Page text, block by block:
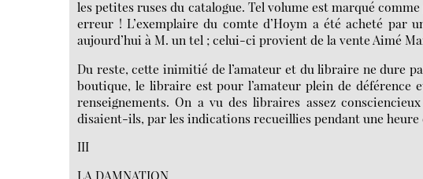
les petites ruses du catalogue. Tel volume est marqué
erreur ! L’exemplaire du comte d’Hoym a été acheté
aujourd’hui à M. un tel ; celui-ci provient de la vente Aimé
Du reste, cette inimitié de l’amateur et du libraire ne dure
boutique, le libraire est pour l’amateur plein de
renseignements. On a vu des libraires assez
disaient-ils, par les indications recueillies pendant une heure
III
LA DAMNATION